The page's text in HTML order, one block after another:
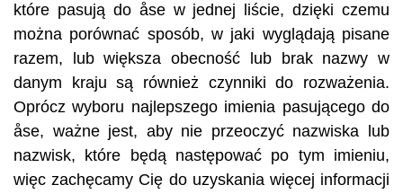
które pasują do åse w jednej liście, dzięki czemu
można porównać sposób, w jaki wyglądają pisane
razem, lub większa obecność lub brak nazwy w
danym kraju są również czynniki do rozważenia.
Oprócz wyboru najlepszego imienia pasującego do
åse, ważne jest, aby nie przeoczyć nazwiska lub
nazwisk, które będą następować po tym imieniu,
więc zachęcamy Cię do uzyskania więcej informacji